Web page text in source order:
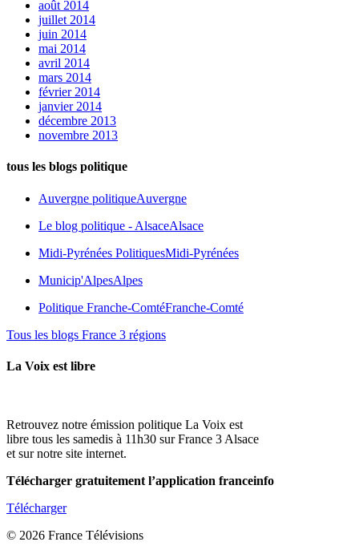
août 2014
juillet 2014
juin 2014
mai 2014
avril 2014
mars 2014
février 2014
janvier 2014
décembre 2013
novembre 2013
tous les blogs politique
Auvergne politiqueAuvergne
Le blog politique - AlsaceAlsace
Midi-Pyrénées PolitiquesMidi-Pyrénées
Municip'AlpesAlpes
Politique Franche-ComtéFranche-Comté
Tous les blogs France 3 régions
La Voix est libre
Retrouvez notre émission politique La Voix est
libre tous les samedis à 11h30 sur France 3 Alsace
et sur notre site internet.
Télécharger gratuitement l’application franceinfo
Télécharger
© 2026 France Télévisions